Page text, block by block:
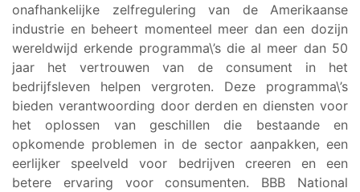
onafhankelijke zelfregulering van de Amerikaanse
industrie en beheert momenteel meer dan een dozijn
wereldwijd erkende programma\’s die al meer dan 50
jaar het vertrouwen van de consument in het
bedrijfsleven helpen vergroten. Deze programma\’s
bieden verantwoording door derden en diensten voor
het oplossen van geschillen die bestaande en
opkomende problemen in de sector aanpakken, een
eerlijker speelveld voor bedrijven creeren en een
betere ervaring voor consumenten. BBB National